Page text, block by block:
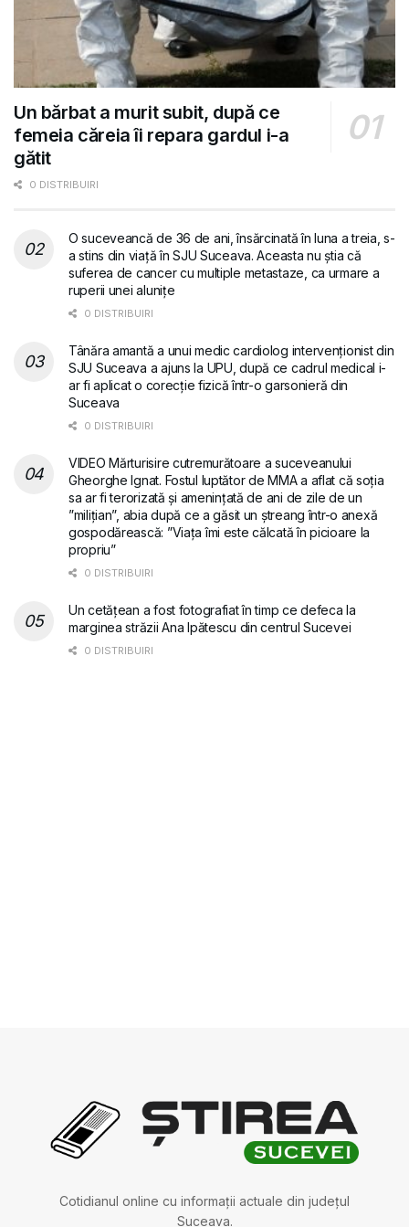
Un bărbat a murit subit, după ce
femeia căreia îi repara gardul i-a
gătit
0 DISTRIBUIRI
O suceveancă de 36 de ani, însărcinată în luna a treia, s-
a stins din viață în SJU Suceava. Aceasta nu știa că
suferea de cancer cu multiple metastaze, ca urmare a
ruperii unei alunițe
0 DISTRIBUIRI
Tânăra amantă a unui medic cardiolog intervenționist din
SJU Suceava a ajuns la UPU, după ce cadrul medical i-
ar fi aplicat o corecție fizică într-o garsonieră din
Suceava
0 DISTRIBUIRI
VIDEO Mărturisire cutremurătoare a suceveanului
Gheorghe Ignat. Fostul luptător de MMA a aflat că soția
sa ar fi terorizată și amenințată de ani de zile de un
”milițian”, abia după ce a găsit un ștreang într-o anexă
gospodărească: ”Viața îmi este călcată în picioare la
propriu”
0 DISTRIBUIRI
Un cetățean a fost fotografiat în timp ce defeca la
marginea străzii Ana Ipătescu din centrul Sucevei
0 DISTRIBUIRI
Cotidianul online cu informații actuale din județul
Suceava.